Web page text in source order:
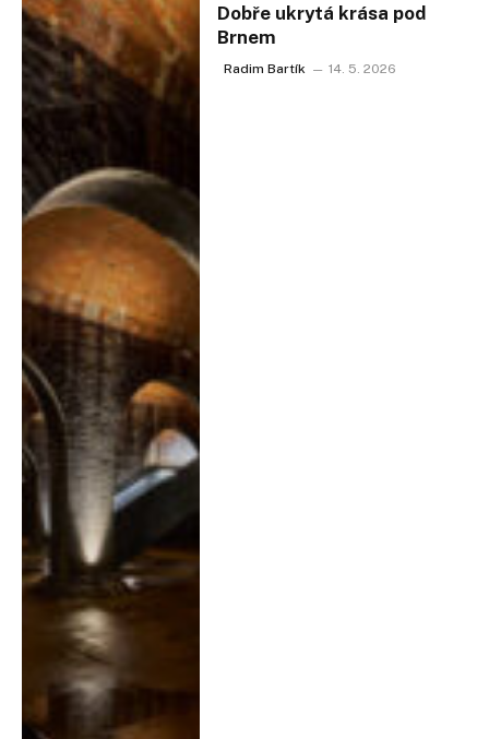
Dobře ukrytá krása pod
Brnem
Radim Bartík 14. 5. 2026